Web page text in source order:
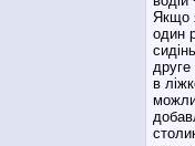
Якщо
один
в